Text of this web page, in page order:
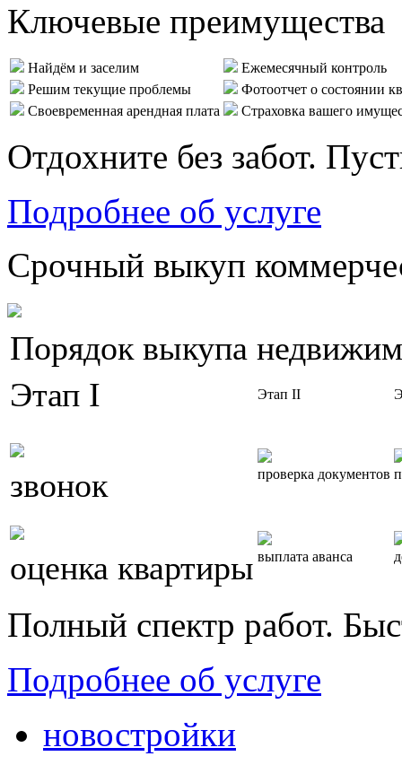
Ключевые преимущества
Найдём и заселим
Ежемесячный контроль
Решим текущие проблемы
Фотоотчет о состоянии
Своевременная арендная плата
Страховка вашего
Отдохните без забот.
Подробнее об услуге
Срочный выкуп
Порядок выкупа
Этап I
Этап II
звонок проверка документов
оценка квартиры выплата аванса
Полный спектр работ.
Подробнее об услуге
новостройки